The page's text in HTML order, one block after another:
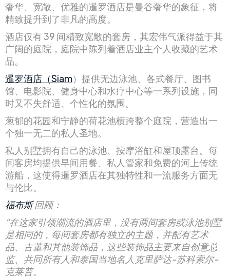
奢华、宽敞、优雅的暹罗酒店是曼谷奢华的象征，将
精致提升到了非凡的高度。
酒店仅有 39 间精致宽敞的套房，其宏伟气派得益于其
广阔的庭院，庭院中陈列着酒店业主个人收藏的艺术
品。
暹罗酒店（Siam）提供无边泳池、各式餐厅、图书
馆、电影院、健身中心和水疗中心等一系列设施，同
时又不失舒适、个性化的氛围。
葱郁的花园和宁静的荷花池横跨整个庭院，营造出一
个独一无二的私人圣地。
私人别墅拥有自己的泳池、按摩浴缸和屋顶露台。每
间客房均提供早间用餐、私人管家和免费的河上传统
游船，这使得暹罗酒店在其独特性和一流服务方面无
与伦比。
福布斯 回顾：
“在这家引领潮流的酒店里，没有两间套房或泳池别墅
是相同的，每间套房都有独立的主题，并配有艺术
品、古董和其他装饰品，这些装饰品主要来自创意总
监、共同所有人和泰国当地名人克里萨达-苏科索尔-
克莱普。